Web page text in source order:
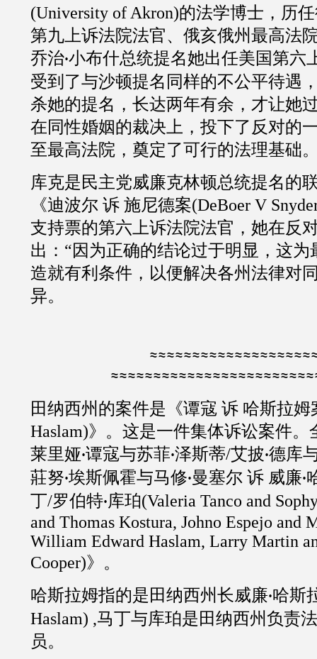
(University of Akron)的法学博士，历
第九上诉法院法官、俄亥俄州最高法
乔治·小布什总统提名她出任美国第六
受到了与沙顿提名同样的不公平待遇
杀她的提名，长达两年有余，才让她
在同性婚姻的裁决上，投下了反对的
至最高法院，奠定了可行的法理基础
库克是民主党威廉克林顿总统提名的
《迪波尔 诉 施尼德案(DeBoer V
支持票的第六上诉法院法官，她在反
出： “因为正确的结论过于明显，这
造就有利条件，以便解决各州法律对
异。
田纳西州的案件是《谭寇 诉 哈斯拉姆
Haslam)》。这是一件集体诉讼案件。
莱里娅·谭寇与苏菲·泽斯蒂/艾披·德库
莊努·埃斯佩霍与马修·曼塞尔 诉 威廉·
丁/罗伯特·库珀(Valeria Tanco and
and Thomas Kostura, Johno Espejo and
William Edward Haslam, Larry Martin
Cooper)》。
哈斯拉姆指的是田纳西州长威廉·哈斯
Haslam) ,马丁与库珀是田纳西州负责
员。